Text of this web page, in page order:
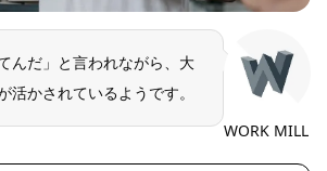
んだ」と言われながら、大
活かされているようです。
WORK MILL